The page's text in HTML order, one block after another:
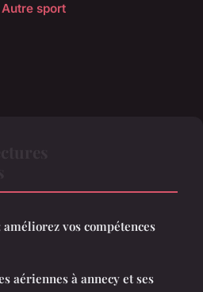
sport
améliorez vos compétences
aériennes à annecy et ses